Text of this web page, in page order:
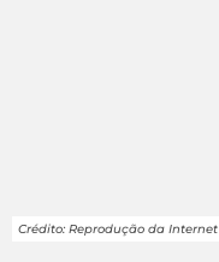
Crédito: Reprodução da Internet